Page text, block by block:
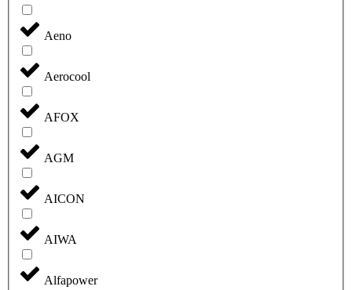
Aeno
Aerocool
AFOX
AGM
AICON
AIWA
Alfapower